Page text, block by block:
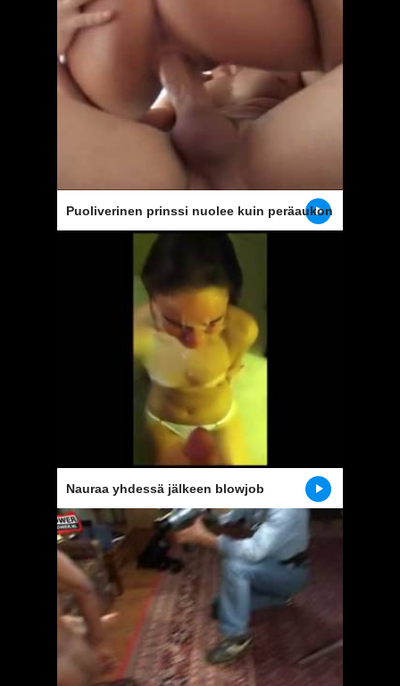
Puoliverinen prinssi nuolee kuin peräaukon
ja haluaa spermaa hänen kasvonsa
Nauraa yhdessä jälkeen blowjob